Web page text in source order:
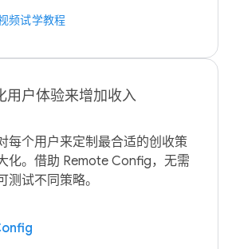
频试学教程
用户体验来增加收入
每个用户来定制最合适的创收策
化。借助 Remote Config，无需